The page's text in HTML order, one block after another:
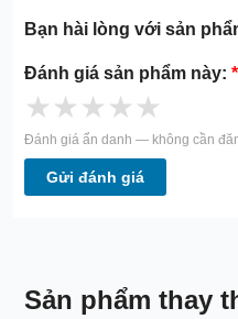
Bạn hài lòng với sản
Đánh giá sản phẩm này:*
★★★★★
Đánh giá ẩn danh — không cần
Gửi đánh giá
Sản phẩm thay